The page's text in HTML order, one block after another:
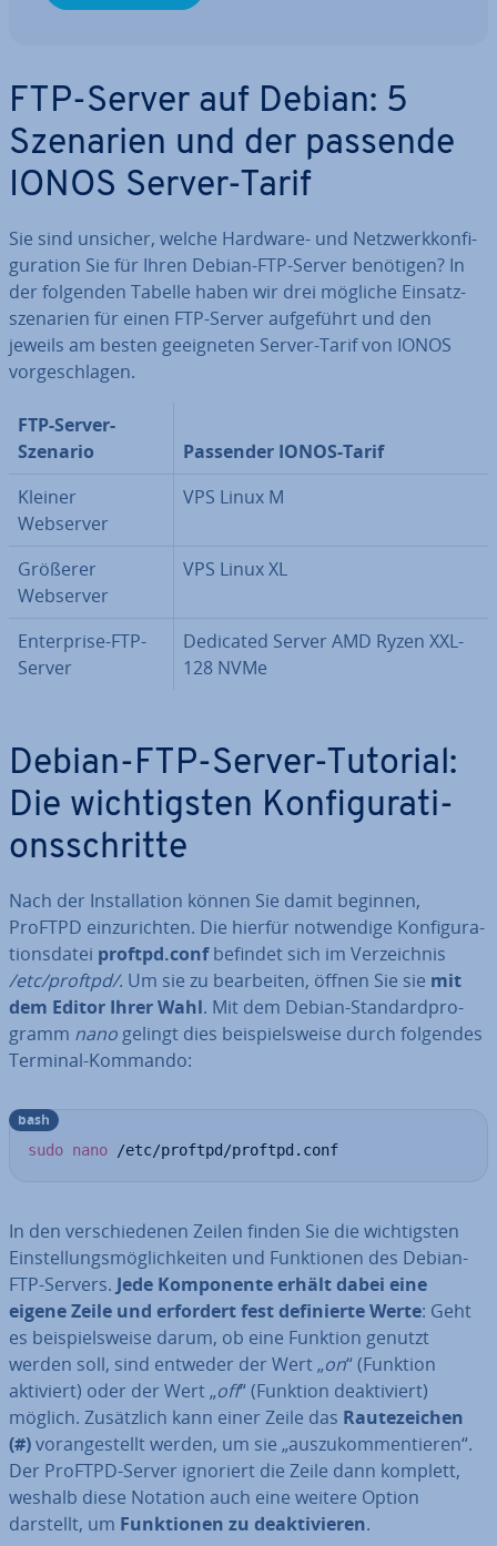
FTP-Server auf Debian: 5
Szenarien und der passende
IONOS Server-Tarif
Sie sind unsicher, welche Hardware- und Netz­werk­kon­fi­
gu­ra­ti­on Sie für Ihren Debian-FTP-Server benötigen? In
der folgenden Tabelle haben wir drei mögliche Ein­satz­
sze­na­ri­en für einen FTP-Server auf­ge­führt und den
jeweils am besten ge­eig­ne­ten Server-Tarif von IONOS
vor­ge­schla­gen.
FTP-Server-
Szenario
Passender IONOS-Tarif
Kleiner
Webserver
VPS Linux M
Größerer
Webserver
VPS Linux XL
En­ter­pri­se-FTP-
Server
Dedicated Server AMD Ryzen XXL-
128 NVMe
Debian-FTP-Server-Tutorial:
Die wich­tigs­ten Kon­fi­gu­ra­ti­
ons­schrit­te
Nach der In­stal­la­ti­on können Sie damit beginnen,
ProFTPD ein­zu­rich­ten. Die hierfür not­wen­di­ge Kon­fi­gu­ra­
ti­ons­da­tei proftpd.confbefindet sich im Ver­zeich­nis
/etc/proftpd/. Um sie zu be­ar­bei­ten, öffnen Sie sie mit
dem Editor Ihrer Wahl. Mit dem Debian-Stan­dard­pro­
gramm nano gelingt dies bei­spiels­wei­se durch folgendes
Terminal-Kommando:
sudo nano /etc/proftpd/proftpd.conf
bash
In den ver­schie­de­nen Zeilen finden Sie die wich­tigs­ten
Ein­stel­lungs­mög­lich­kei­ten und Funk­tio­nen des Debian-
FTP-Servers. Jede Kom­po­nen­te erhält dabei eine
eigene Zeile und erfordert fest de­fi­nier­te Werte: Geht
es bei­spiels­wei­se darum, ob eine Funktion genutzt
werden soll, sind entweder der Wert „on“ (Funktion
aktiviert) oder der Wert „off“ (Funktion de­ak­ti­viert)
möglich. Zu­sätz­lich kann einer Zeile das Rau­te­zei­chen
(#)vor­an­ge­stellt werden, um sie „aus­zu­kom­men­tie­ren“.
Der ProFTPD-Server ignoriert die Zeile dann komplett,
weshalb diese Notation auch eine weitere Option
darstellt, um Funk­tio­nen zu de­ak­ti­vie­ren.